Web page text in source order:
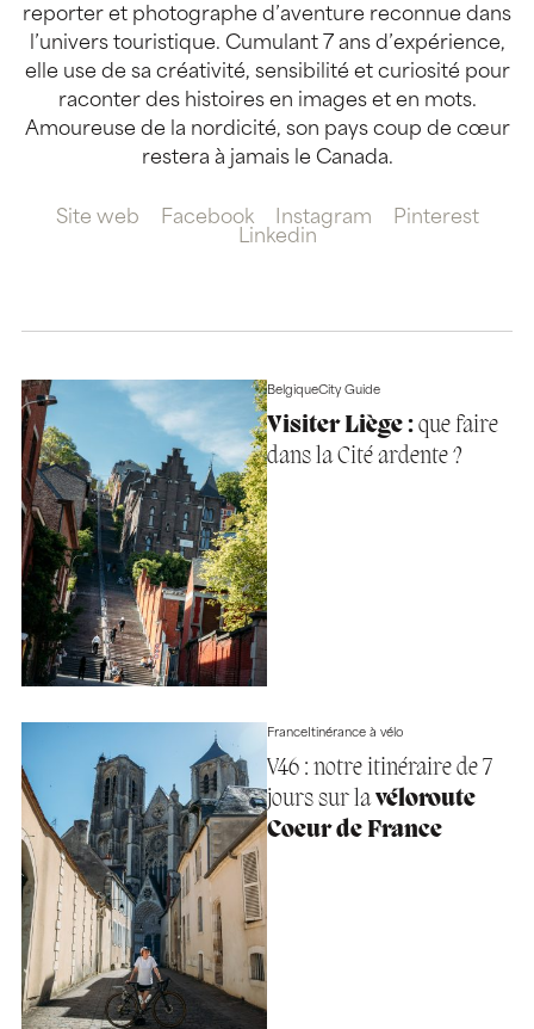
reporter et photographe d’aventure reconnue dans
l’univers touristique. Cumulant 7 ans d’expérience,
elle use de sa créativité, sensibilité et curiosité pour
raconter des histoires en images et en mots.
Amoureuse de la nordicité, son pays coup de cœur
restera à jamais le Canada.
Site web Facebook Instagram
Pinterest
Linkedin
BelgiqueCity Guide
Visiter Liège :que faire
dans la Cité ardente ?
FranceItinérance à vélo
V46 : notre itinéraire de 7
jours sur lavéloroute
Coeur de France